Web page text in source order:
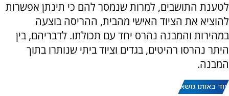
לטענת התושבים, למרות שנמסר להם כי תינתן אפשרות
להוציא את הציוד האישי מהבית, ההריסה בוצעה
במהירות והמבנה נהרס יחד עם תכולתו. לדבריהם, בין
היתר נהרסו רהיטים, בגדים וציוד ביתי שנותרו בתוך
המבנה.
עוד באותו נושא: